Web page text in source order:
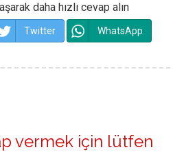
daha hızlı cevap alın
Twitter WhatsApp
vermek için lütfen